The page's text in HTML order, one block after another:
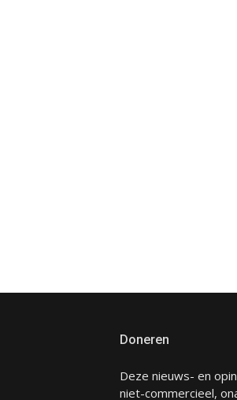
Doneren
Deze nieuws- en
niet-commercieel,